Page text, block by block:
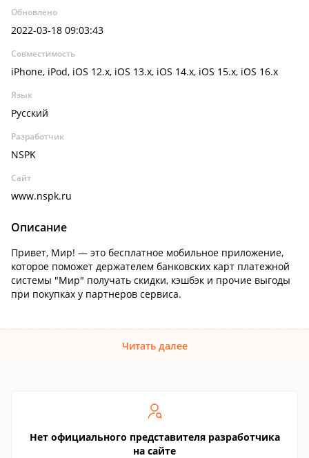
Обновлено
2022-03-18 09:03:43
Совместимость
iPhone, iPod, iOS 12.x, iOS 13.x, iOS 14.x, iOS 15.x, iOS 16.x
Язык
Русский
Разработчик
NSPK
Сайт
www.nspk.ru
Описание
Привет, Мир! — это бесплатное мобильное приложение,
которое поможет держателем банковских карт платежной
системы "Мир" получать скидки, кэшбэк и прочие выгоды
при покупках у партнеров сервиса.
Читать далее
Нет официального представителя разработчика
на сайте